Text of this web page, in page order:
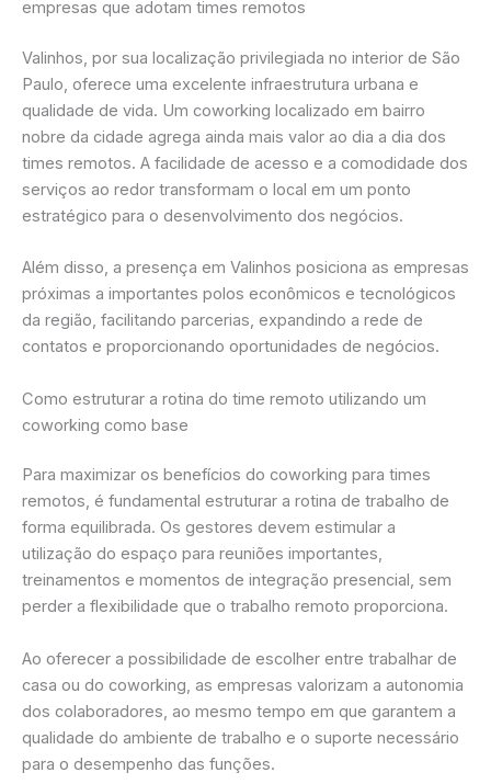
empresas que adotam times remotos
Valinhos, por sua localização privilegiada no interior de São
Paulo, oferece uma excelente infraestrutura urbana e
qualidade de vida. Um coworking localizado em bairro
nobre da cidade agrega ainda mais valor ao dia a dia dos
times remotos. A facilidade de acesso e a comodidade dos
serviços ao redor transformam o local em um ponto
estratégico para o desenvolvimento dos negócios.
Além disso, a presença em Valinhos posiciona as empresas
próximas a importantes polos econômicos e tecnológicos
da região, facilitando parcerias, expandindo a rede de
contatos e proporcionando oportunidades de negócios.
Como estruturar a rotina do time remoto utilizando um
coworking como base
Para maximizar os benefícios do coworking para times
remotos, é fundamental estruturar a rotina de trabalho de
forma equilibrada. Os gestores devem estimular a
utilização do espaço para reuniões importantes,
treinamentos e momentos de integração presencial, sem
perder a flexibilidade que o trabalho remoto proporciona.
Ao oferecer a possibilidade de escolher entre trabalhar de
casa ou do coworking, as empresas valorizam a autonomia
dos colaboradores, ao mesmo tempo em que garantem a
qualidade do ambiente de trabalho e o suporte necessário
para o desempenho das funções.